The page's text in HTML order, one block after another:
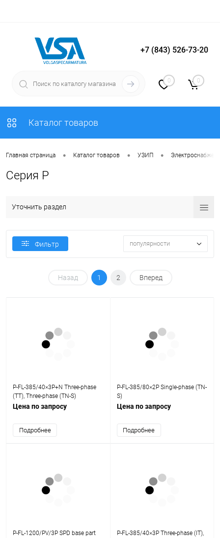
Вход Регистрация
+7 (843) 526-73-20
0 0
Каталог товаров
Главная страница • Каталог товаров • УЗИП •
Серия P
Уточнить раздел
Фильтр популярности
Назад 1 2 Вперед
P-FL-385/40×3P+N Three-phase
(TT), Three-phase (TN-S)
Цена по запросу
Подробнее
P-FL-385/80×2P Single-phase (TN-
S)
Цена по запросу
Подробнее
P-FL-1200/PV/3P SPD base part
P-FL-385/40×3P Three-phase (IT),